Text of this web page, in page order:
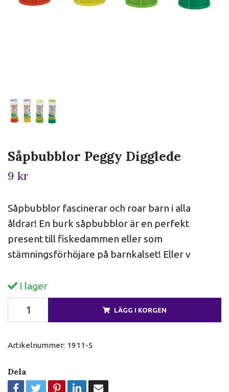
Såpbubblor Peggy Digglede
9 kr
Såpbubblor fascinerar och roar barn i alla
åldrar! En burk såpbubblor är en perfekt
present till fiskedammen eller som
stämningsförhöjare på barnkalset! Eller v
I lager
LÄGG I KORGEN
Artikelnummer: 1911-5
Dela